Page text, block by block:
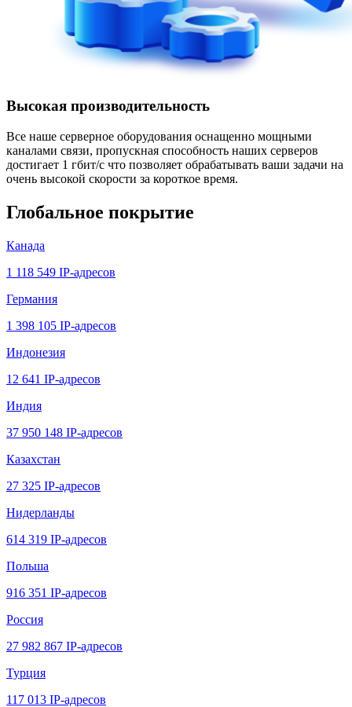
Высокая производительность
Все наше серверное оборудования оснащенно мощными
каналами связи, пропускная способность наших серверов
достигает 1 гбит/с что позволяет обрабатывать ваши задачи на
очень высокой скорости за короткое время.
Глобальное покрытие
Канада
1 118 549 IP-адресов
Германия
1 398 105 IP-адресов
Индонезия
12 641 IP-адресов
Индия
37 950 148 IP-адресов
Казахстан
27 325 IP-адресов
Нидерланды
614 319 IP-адресов
Польша
916 351 IP-адресов
Россия
27 982 867 IP-адресов
Турция
117 013 IP-адресов